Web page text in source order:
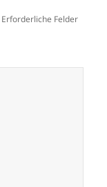
Erforderliche Felder